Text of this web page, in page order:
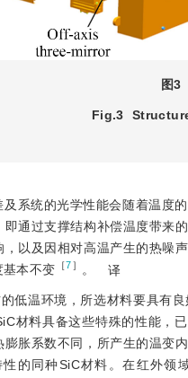
图3
Fig.3
系统的光学性能会随着温度
通过支撑结构补偿温度带来
以及因相对高温产生的热噪
本不变 ［7］ 。 译
低温环境，所选材料要具有
材料具备这些特殊的性能，
胀系数不同，所产生的温变
的同种SiC材料。在红外